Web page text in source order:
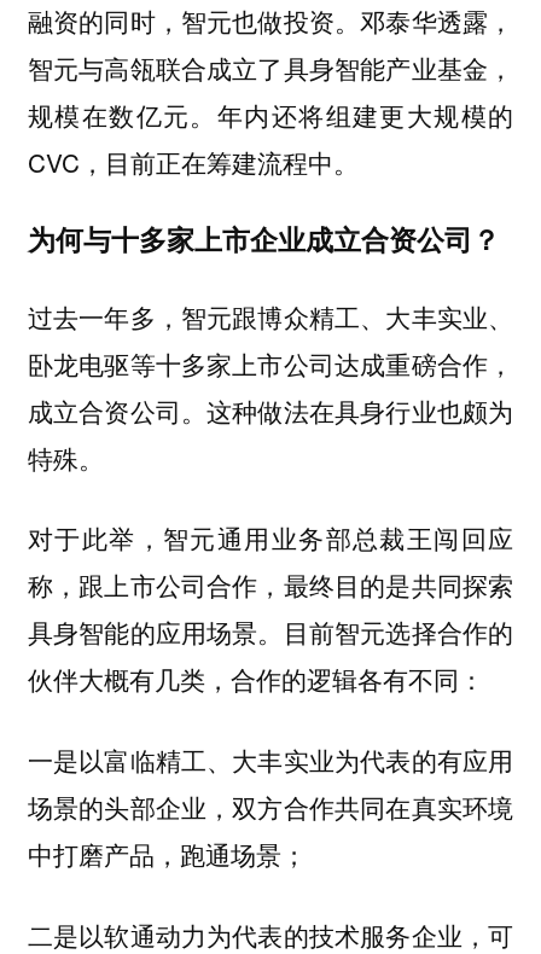
融资的同时，智元也做投资。邓泰华透露，
智元与高瓴联合成立了具身智能产业基金，
规模在数亿元。年内还将组建更大规模的
CVC，目前正在筹建流程中。
为何与十多家上市企业成立合资公司？
过去一年多，智元跟博众精工、大丰实业、
卧龙电驱等十多家上市公司达成重磅合作，
成立合资公司。这种做法在具身行业也颇为
特殊。
对于此举，智元通用业务部总裁王闯回应
称，跟上市公司合作，最终目的是共同探索
具身智能的应用场景。目前智元选择合作的
伙伴大概有几类，合作的逻辑各有不同：
一是以富临精工、大丰实业为代表的有应用
场景的头部企业，双方合作共同在真实环境
中打磨产品，跑通场景；
二是以软通动力为代表的技术服务企业，可